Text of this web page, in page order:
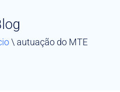
\ autuação do MTE